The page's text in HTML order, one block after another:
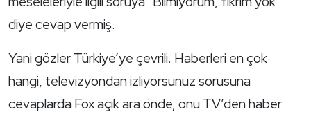
diye cevap vermiş.
Yani gözler Türkiye’ye çevrili. Haberleri en çok
hangi, televizyondan izliyorsunuz sorusuna
cevaplarda Fox açık ara önde, onu TV’den haber